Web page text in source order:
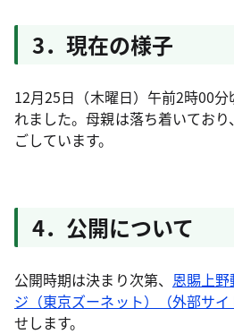
3．現在の様子
12月25日（木曜日）午前2時00
れました。母親は落ち着いてお
ごしています。
4．公開について
公開時期は決まり次第、 恩賜上
ジ（東京ズーネット）（外部サイ
せします。